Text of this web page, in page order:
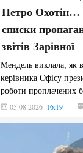
Петро
списки
звітів Зарівної
Мендель виклала, як
керівника Офісу
роботи проплачених
05.08.2026 16:19